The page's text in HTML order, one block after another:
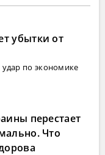
убытки от
по экономике
перестает
Что